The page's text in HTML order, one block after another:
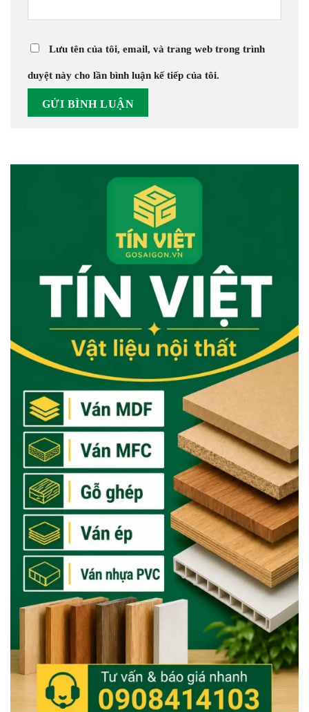
Lưu tên của tôi, email, và trang web trong trình
duyệt này cho lần bình luận kế tiếp của tôi.